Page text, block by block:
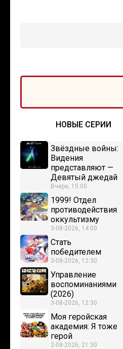
НОВЫЕ СЕРИИ
Звёздные войны:
Видения
представляют —
Девятый джедай
Вчера, 15:00
1999! Отдел
противодействия
оккультизму
3-08-2026, 14:00
Стать
победителем
3-08-2026, 12:30
Управление
воспоминаниями
(2026)
3-08-2026, 12:30
Моя геройская
академия: Я тоже
герой
2-08-2026, 21:30